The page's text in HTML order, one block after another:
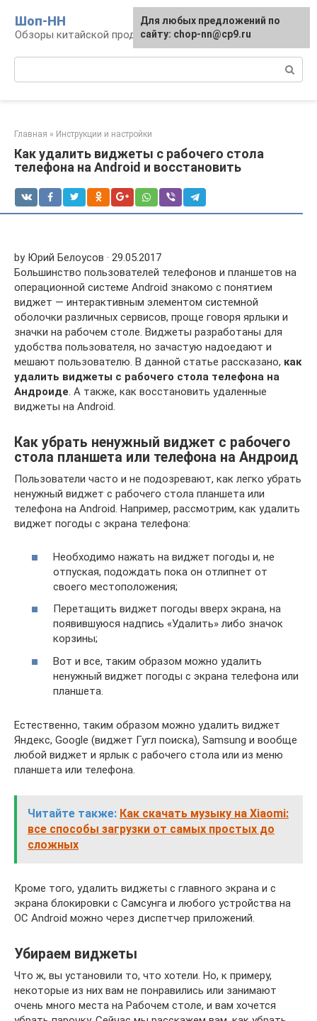
контенту
Шоп-HH
Обзоры китайской продукции Huawei и Honor
Главная » Инструкции и настройки
Как удалить виджеты с рабочего стола
телефона на Android и восстановить
by Юрий Белоусов · 29.05.2017
Большинство пользователей телефонов и планшетов на
операционной системе Android знакомо с понятием
виджет — интерактивным элементом системной
оболочки различных сервисов, проще говоря ярлыки и
значки на рабочем столе. Виджеты разработаны для
удобства пользователя, но зачастую надоедают и
мешают пользователю. В данной статье рассказано, как
удалить виджеты с рабочего стола телефона на
Андроиде. А также, как восстановить удаленные
виджеты на Android.
Как убрать ненужный виджет с рабочего
стола планшета или телефона на Андроид
Пользователи часто и не подозревают, как легко убрать
ненужный виджет с рабочего стола планшета или
телефона на Android. Например, рассмотрим, как удалить
виджет погоды с экрана телефона:
Необходимо нажать на виджет погоды и, не
отпуская, подождать пока он отлипнет от
своего местоположения;
Перетащить виджет погоды вверх экрана, на
появившуюся надпись «Удалить» либо значок
корзины;
Вот и все, таким образом можно удалить
ненужный виджет погоды с экрана телефона или
планшета.
Естественно, таким образом можно удалить виджет
Яндекс, Google (виджет Гугл поиска), Samsung и вообще
любой виджет и ярлык с рабочего стола или из меню
планшета или телефона.
Читайте также: Как скачать музыку на Xiaomi:
все способы загрузки от самых простых до
сложных
Кроме того, удалить виджеты с главного экрана и с
экрана блокировки с Cамсунга и любого устройства на
ОС Android можно через диспетчер приложений.
Убираем виджеты
Что ж, вы установили то, что хотели. Но, к примеру,
некоторые из них вам не понравились или занимают
очень много места на Рабочем столе, и вам хочется
Для любых предложений по
сайту: chop-nn@cp9.ru